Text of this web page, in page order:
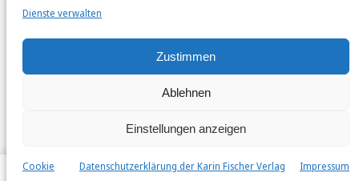
Dienste verwalten
Zustimmen
Ablehnen
Einstellungen anzeigen
Cookie
Datenschutzerklärung der Karin Fischer Verlag
Impressum